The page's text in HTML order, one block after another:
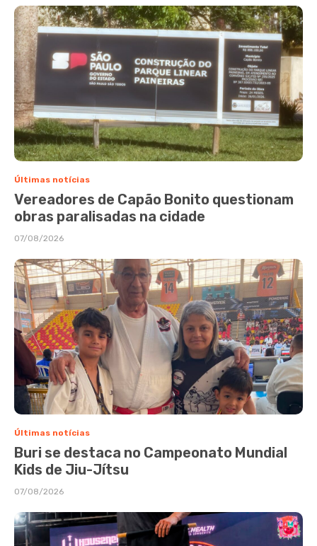
Últimas notícias
Vereadores de Capão Bonito questionam
obras paralisadas na cidade
07/08/2026
Últimas notícias
Buri se destaca no Campeonato Mundial
Kids de Jiu-Jítsu
07/08/2026